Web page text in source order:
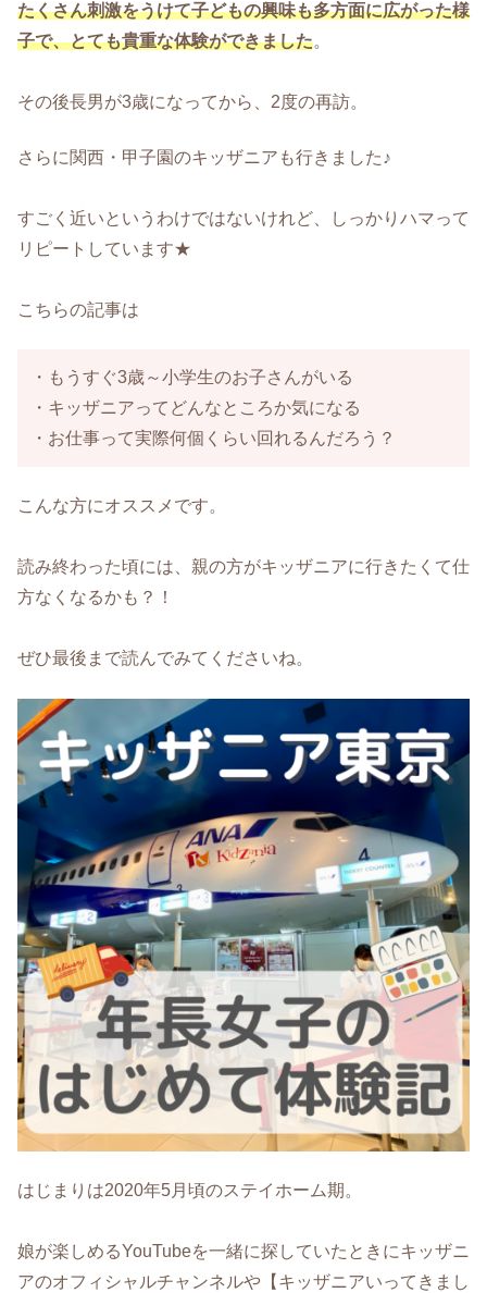
たくさん刺激をうけて子どもの興味も多方面に広がった様
子で、とても貴重な体験ができました。
その後長男が3歳になってから、2度の再訪。
さらに関西・甲子園のキッザニアも行きました♪
すごく近いというわけではないけれど、しっかりハマって
リピートしています★
こちらの記事は
・もうすぐ3歳～小学生のお子さんがいる
・キッザニアってどんなところか気になる
・お仕事って実際何個くらい回れるんだろう？
こんな方にオススメです。
読み終わった頃には、親の方がキッザニアに行きたくて仕
方なくなるかも？！
ぜひ最後まで読んでみてくださいね。
はじまりは2020年5月頃のステイホーム期。
娘が楽しめるYouTubeを一緒に探していたときにキッザニ
アのオフィシャルチャンネルや【キッザニアいってきまし